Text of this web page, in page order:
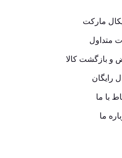
مارکت
متداول
و بازگشت کالا
رایگان
با ما
ما